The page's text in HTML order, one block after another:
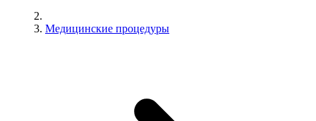
Медицинские процедуры